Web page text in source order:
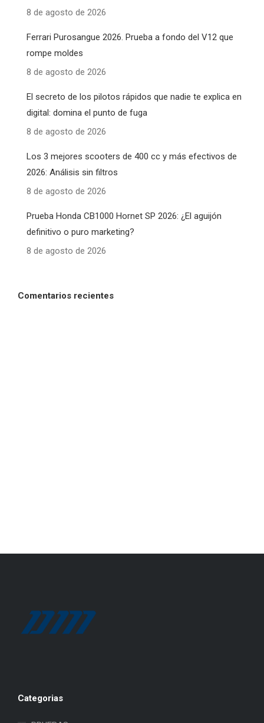
8 de agosto de 2026
Ferrari Purosangue 2026. Prueba a fondo del V12 que
rompe moldes
8 de agosto de 2026
El secreto de los pilotos rápidos que nadie te explica en
digital: domina el punto de fuga
8 de agosto de 2026
Los 3 mejores scooters de 400 cc y más efectivos de
2026: Análisis sin filtros
8 de agosto de 2026
Prueba Honda CB1000 Hornet SP 2026: ¿El aguijón
definitivo o puro marketing?
8 de agosto de 2026
Comentarios recientes
Categorias